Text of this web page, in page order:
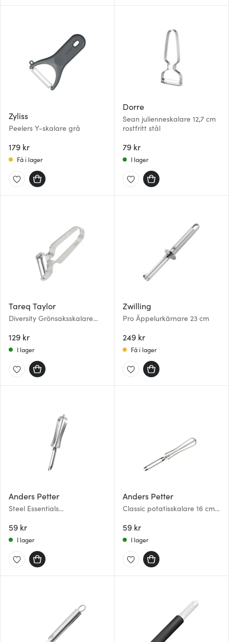
Zyliss
Peelers Y-skalare grå
179 kr
Få i lager
Dorre
Sean julienneskalare 12,7 cm
rostfritt stål
79 kr
I lager
Tareq Taylor
Diversity Grönsaksskalare
129 kr
I lager
Zwilling
Pro Äppelurkärnare 23 cm
249 kr
Få i lager
Anders Petter
Steel Essentials
59 kr
I lager
Anders Petter
Classic potatisskalare 16 cm
59 kr
I lager